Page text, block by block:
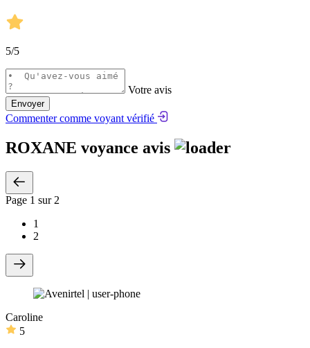
5/5
Votre avis
Envoyer
Commenter comme voyant vérifié
ROXANE voyance avis
Page 1 sur 2
1
2
Caroline
5